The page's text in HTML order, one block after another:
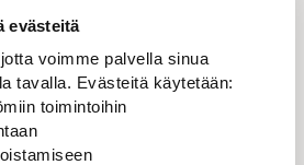
evästeitä
voimme palvella sinua
tavalla. Evästeitä käytetään:
toimintoihin
yliopisto, 6,9 prosenttia.
varsin hyvä
ollaan liikkeellä maltillisesti ja